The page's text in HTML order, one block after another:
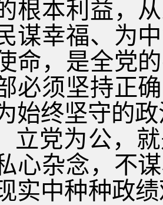
根本利益，
谋幸福、为
命，是全党
必须坚持正
始终坚守的
立党为公，
心杂念，不
实中种种政